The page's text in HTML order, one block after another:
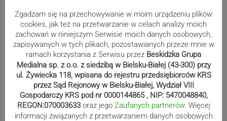
Sport
Mistrzowie świata z MCK Żywiec!
ZDJĘCIA
Zgadzam się na przechowywanie w moim urządzeniu plików
cookies, jak też na przetwarzanie w celach analizy moich
zachowań w niniejszym Serwisie moich danych osobowych,
zapisywanych w tych plikach, pozostawianych przeze mnie w
ramach korzystania z Serwisu przez Beskidzka Grupa
Medialna sp. z o.o. z siedzibą w Bielsku-Białej (43-300) przy
ul. Żywiecka 118, wpisana do rejestru przedsiębiorców KRS
przez Sąd Rejonowy w Bielsku-Białej, Wydział VIII
Gospodarczy KRS pod nr 0000144865 , NIP: 5470048840,
REGON:070003633 oraz jego Zaufanych partnerów. Więcej
informacji związanych z przetwarzaniem danych osobowych